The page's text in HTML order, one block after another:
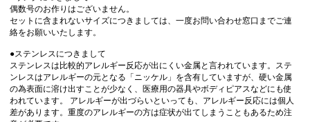
偶数号のお作りはございません。
セットに含まれないサイズにつきましては、一度お問い合わせ窓口までご連
絡をお願いいたします。
●ステンレスにつきまして
ステンレスは比較的アレルギー反応が出にくい金属と言われています。ステ
ンレスはアレルギーの元となる「ニッケル」を含有していますが、硬い金属
の為表面に溶け出すことが少なく、医療用の器具やボディピアスなどにも使
われています。 アレルギーが出づらいといっても、アレルギー反応には個人
差があります。重度のアレルギーの方は症状が出てしまうこともあるため注